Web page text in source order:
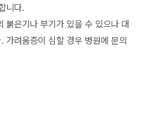
니다.
붉은기나 부기가 있을 수 있으나 대
가려움증이 심할 경우 병원에 문의